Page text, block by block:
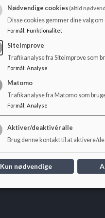
skolen og
arbejder med i de
Generel
Nødvendige cookies(altid
Disse cookies gemmer dine valg
Formål : Funktionalitet
SiteImprove
Trafikanalyse fra Siteimprove som
Formål : Analyse
Matomo
Trafikanalyse fra Matomo som
Formål: Analyse
Aktiver/deaktivér alle
Brug denne kontakt til at aktivere/
Kun nødvendige